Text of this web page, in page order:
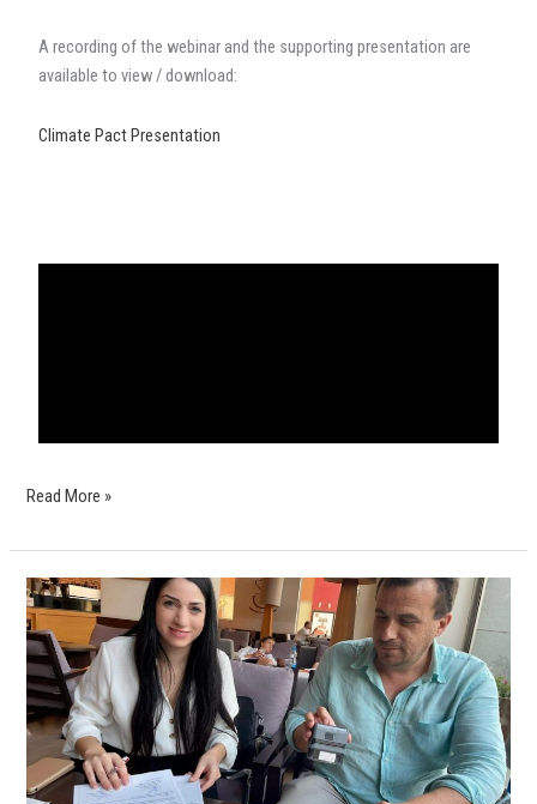
A recording of the webinar and the supporting presentation are
available to view / download:
Climate Pact Presentation
Read More »
Μνημόνιο
Συνεργασίας
μεταξύ
των
Terra
Cypria
–
Κυπριακό